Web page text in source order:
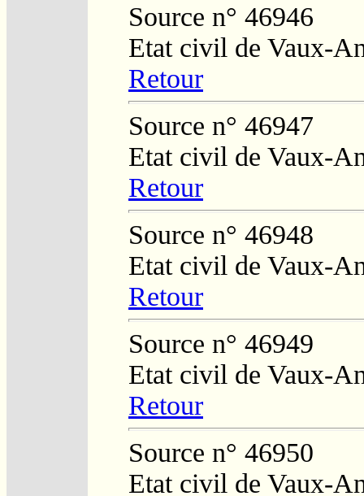
Source n° 46946
Etat civil de Vaux-
Retour
Source n° 46947
Etat civil de Vaux-
Retour
Source n° 46948
Etat civil de Vaux-
Retour
Source n° 46949
Etat civil de Vaux-
Retour
Source n° 46950
Etat civil de Vaux-